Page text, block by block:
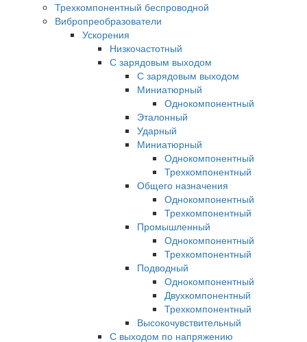
Трехкомпонентный беспроводной
Вибропреобразователи
Ускорения
Низкочастотный
С зарядовым выходом
С зарядовым выходом
Миниатюрный
Однокомпонентный
Эталонный
Ударный
Миниатюрный
Однокомпонентный
Трехкомпонентный
Общего назначения
Однокомпонентный
Трехкомпонентный
Промышленный
Однокомпонентный
Трехкомпонентный
Подводный
Однокомпонентный
Двухкомпонентный
Трехкомпонентный
Высокочувствительный
С выходом по напряжению